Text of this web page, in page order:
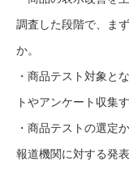
調査した段階で、ま
か。
・商品テスト対象と
トやアンケート収集
・商品テストの選定
報道機関に対する発